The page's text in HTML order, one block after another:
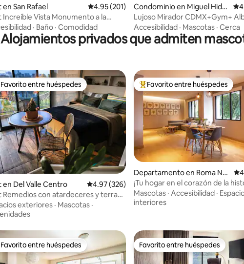
en San Rafael Calificación promedio: 4.95 de 5; 201
4.95 (201)
Increíble Vista Monumento a la
AC· Baño · Comodidad
Condominio en Miguel Hidal
go
Lujoso Mirador CDMX+Gym+
+Parking- 2Br 2Bt
Accesibilidad · Mascotas · Cerca
Alojamientos privados que admiten
4.87 de 5; 393 evaluaciones
los mejores en Favorito entre huéspedes
Favorito entre huéspedes
en Del Valle Centro Calificación promedio: 4.97 de 5; 326
4.97 (326)
Remedios con atardeceres y terraza
exteriores · Mascotas ·
De los mejores en Favorito entre
Favorito entre huéspedes
Departamento en Roma Nor
te
¡Tu hogar en el corazón de la
Roma Norte! D1
Mascotas · Accesibilidad ·
interiores
los mejores en Favorito entre huéspedes
Favorito entre huéspedes Favorito entre huéspedes
Favorito entre huéspedes